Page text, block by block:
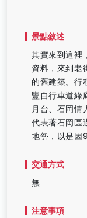
景點敘述
其實來到這裡
資料，來到老
的舊建築。行
豐自行車道綠
月台、石岡情
代表著石岡區
地勢，以是因
交通方式
無
注意事項